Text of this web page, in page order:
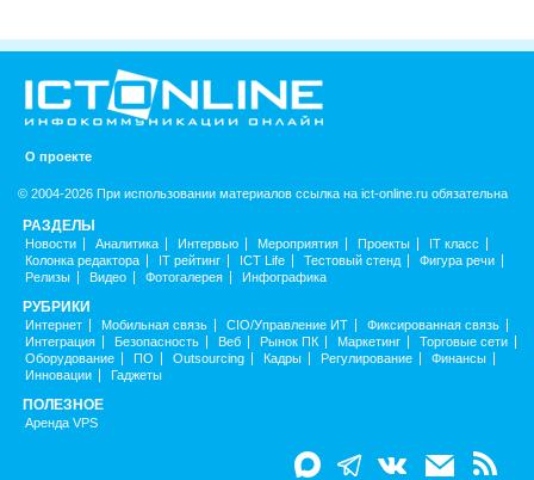
О проекте
© 2004-2026 При использовании материалов ссылка на ict-online.ru обязательна
РАЗДЕЛЫ
Новости Аналитика Интервью Мероприятия Проекты
IT класс
Колонка редактора
IT рейтинг ICT Life Тестовый стенд
Фигура речи
Релизы
Видео Фотогалерея Инфографика
РУБРИКИ
Интернет Мобильная связь CIO/Управление ИТ
Фиксированная связь
Интеграция
Безопасность Веб Рынок ПК Маркетинг
Торговые сети
Оборудование
ПО Outsourcing Кадры Регулирование
Финансы
Инновации
Гаджеты
ПОЛЕЗНОЕ
Аренда VPS